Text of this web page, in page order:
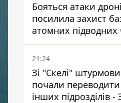
Бояться атаки
посилила захист
атомних підводних
за 7400 км від
21:24
Зі "Скелі"
почали
інших підрозділів -